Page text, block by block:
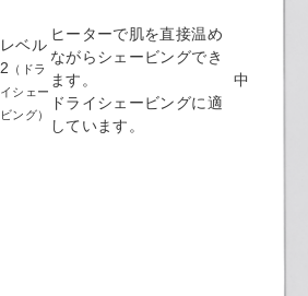
レベル
2
（ドラ
イシェー
ビング）
ヒーターで肌を直接温め
ながらシェービングでき
ます。
ドライシェービングに適
しています。
中